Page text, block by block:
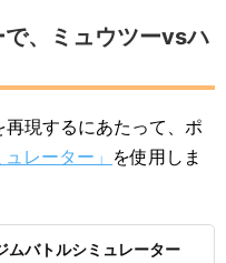
、ミュウツーvsハ
現するにあたって、ポ
レーター」 を使用しま
ムバトルシミュレーター